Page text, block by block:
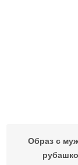
Образ с